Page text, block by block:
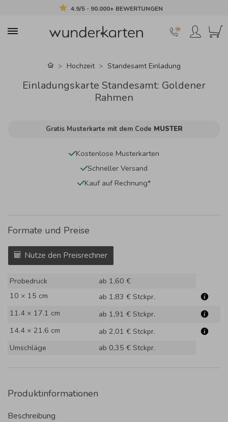
4.9/5 - 90.000+ BEWERTUNGEN
Hochzeit Standesamt Einladung
Einladungskarte Standesamt: Goldener
Rahmen
Gratis Musterkarte mit dem Code MUSTER
Kostenlose Musterkarten
Schneller Versand
Kauf auf Rechnung*
Formate und Preise
Nutze den Preisrechner
Probedruck
ab 1,60 €
10 × 15 cm
ab 1,83 € Stckpr.
11.4 × 17.1 cm
ab 1,91 € Stckpr.
14.4 × 21.6 cm
ab 2,01 € Stckpr.
Umschläge
ab 0,35 € Stckpr.
Produktinformationen
Beschreibung